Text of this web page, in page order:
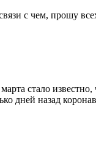
с чем, прошу
стало известно,
дней назад